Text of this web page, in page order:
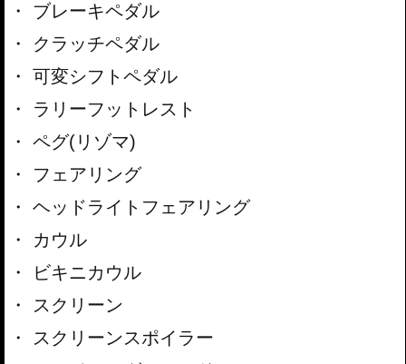
ブレーキペダル
クラッチペダル
可変シフトペダル
ラリーフットレスト
ペグ(リゾマ)
フェアリング
ヘッドライトフェアリング
カウル
ビキニカウル
スクリーン
スクリーンスポイラー